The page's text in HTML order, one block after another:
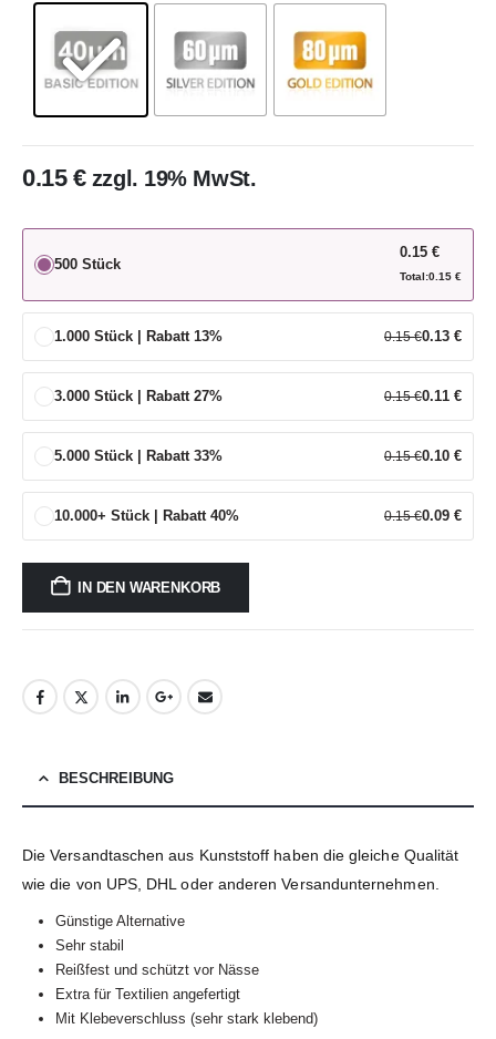
0.15 € zzgl. 19% MwSt.
500 Stück
0.15 €
Total:0.15 €
1.000 Stück | Rabatt 13% 0.15€0.13 €
3.000 Stück | Rabatt 27% 0.15€0.11 €
5.000 Stück | Rabatt 33% 0.15€0.10 €
10.000+ Stück | Rabatt 40% 0.15€0.09 €
IN DEN WARENKORB
BESCHREIBUNG
Die Versandtaschen aus Kunststoff haben die gleiche Qualität
wie die von UPS, DHL oder anderen Versandunternehmen.
Günstige Alternative
Sehr stabil
Reißfest und schützt vor Nässe
Extra für Textilien angefertigt
Mit Klebeverschluss (sehr stark klebend)